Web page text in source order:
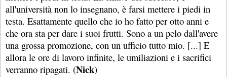
all'università non lo insegnano, è farsi mettere i piedi in
testa. Esattamente quello che io ho fatto per otto anni e
che ora sta per dare i suoi frutti. Sono a un pelo dall'avere
una grossa promozione, con un ufficio tutto mio. [...] E
allora le ore di lavoro infinite, le umiliazioni e i sacrifici
verranno ripagati. (Nick)